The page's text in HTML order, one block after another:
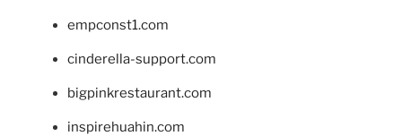
empconst1.com
cinderella-support.com
bigpinkrestaurant.com
inspirehuahin.com